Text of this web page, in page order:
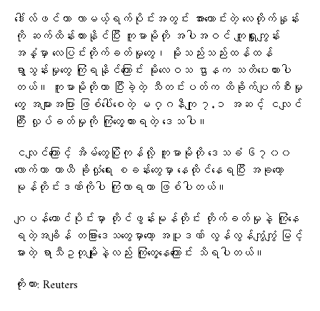
ဒေါ်လ်ဖင်ဟာ လာမယ့်ရက်ပိုင်းအတွင်း အားကောင်းတဲ့ လေတိုက်နှုန်း
ကို ဆက်ထိန်းထားနိုင်ပြီး ကူမာမိုတို အပါအဝင် ကျူရှူးကျွန်း
အနှံ့မှာ လေပြင်းတိုက်ခတ်မှုတွေ၊ မိုးသည်းသည်းထန်ထန်
ရွာသွန်းမှုတွေ ကြုံရနိုင်ကြောင်း မိုးလေဝသ ဌာနက သတိပေးထားပါ
တယ်။ ကူမာမိုတိုဟာ ပြီးခဲ့တဲ့ သီတင်းပတ်က ထိခိုက်ပျက်စီးမှု
တွေ အများအပြား ဖြစ်ပေါ်စေတဲ့ မဂ္ဂနီကျု ၇.၁ အဆင့် ငလျင်
ကြီး လှုပ်ခတ်မှုကို ကြုံတွေ့ထားရတဲ့ ဒေသပါ။
ငလျင်ကြောင့် အိမ်တွေပြိုကုန်လို့ ကူမာမိုတို ဒေသခံ ၆၇၀၀
လောက်ဟာ ယာယီ ခိုလှုံရေး စခန်းတွေမှာ နေထိုင်နေရပြီး အခုတော့
မုန်တိုင်းဒဏ်ကိုပါ ကြုံလာရတာ ဖြစ်ပါတယ်။
ဂျပန်တောင်ပိုင်းမှာ တိုင်ဖွန်းမုန်တိုင်း တိုက်ခတ်မှုနဲ့ ကြုံနေ
ရတဲ့အချိန် တခြားဒေသတွေမှာတော့ အပူဒဏ် လွန်လွန်ကျွံကျွံ မြင့်
မားတဲ့ ရာသီဥတုမျိုးနဲ့လည်း ကြုံတွေ့နေကြောင်း သိရပါတယ်။
ကိုးကား: Reuters